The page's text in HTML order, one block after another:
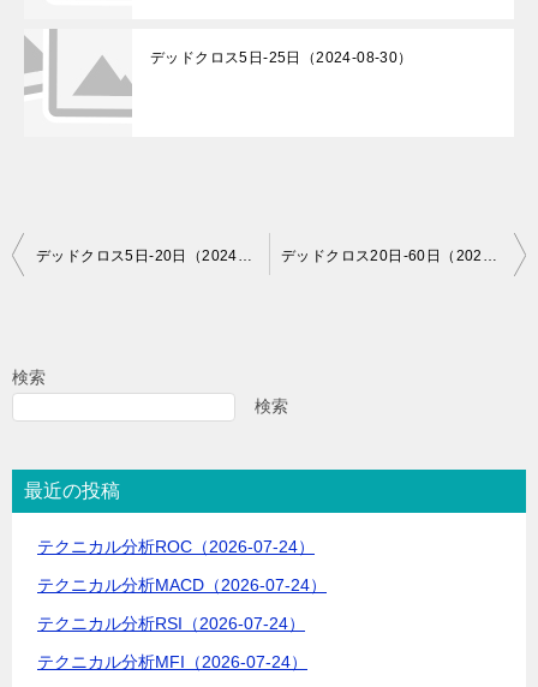
デッドクロス5日-25日（2024-08-30）
投
ビ
シ
ョ
デッドクロス5日-20日（2024-09-03） デッドクロス20日-60日（2024-09-03）
検索
検索
最近の投稿
テクニカル分析ROC（2026-07-24）
テクニカル分析MACD（2026-07-24）
テクニカル分析RSI（2026-07-24）
テクニカル分析MFI（2026-07-24）